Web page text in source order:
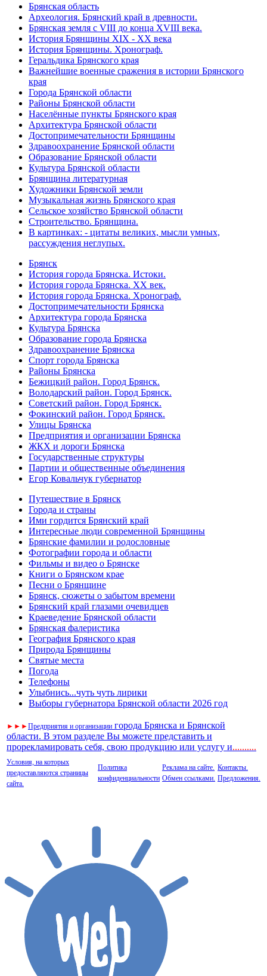
Брянская область
Археология. Брянский край в древности.
Брянская земля с VIII до конца XVIII века.
История Брянщины XIX - XX века
История Брянщины. Хронограф.
Геральдика Брянского края
Важнейшие военные сражения в истории Брянского
края
Города Брянской области
Районы Брянской области
Населённые пункты Брянского края
Архитектура Брянской области
Достопримечательности Брянщины
Здравоохранение Брянской области
Образование Брянской области
Культура Брянской области
Брянщина литературная
Художники Брянской земли
Музыкальная жизнь Брянского края
Сельское хозяйство Брянской области
Строительство. Брянщина.
В картинках: - цитаты великих, мысли умных,
рассуждения неглупых.
Брянск
История города Брянска. Истоки.
История города Брянска. XX век.
История города Брянска. Хронограф.
Достопримечательности Брянска
Архитектура города Брянска
Культура Брянска
Образование города Брянска
Здравоохранение Брянска
Спорт города Брянска
Районы Брянска
Бежицкий район. Город Брянск.
Володарский район. Город Брянск.
Советский район. Город Брянск.
Фокинский район. Город Брянск.
Улицы Брянска
Предприятия и организации Брянска
ЖКХ и дороги Брянска
Государственные структуры
Партии и общественные объединения
Егор Ковальчук губернатор
Путешествие в Брянск
Города и страны
Ими гордится Брянский край
Интересные люди современной Брянщины
Брянские фамилии и родословные
Фотографии города и области
Фильмы и видео о Брянске
Книги о Брянском крае
Песни о Брянщине
Брянск, сюжеты о забытом времени
Брянский край глазами очевидцев
Краеведение Брянской области
Брянская фалеристика
География Брянского края
Природа Брянщины
Святые места
Погода
Телефоны
Улыбнись...чуть чуть лирики
Выборы губернатора Брянской области 2026 год
► ► ►Предприятия и организации города Брянска и Брянской
области. В этом разделе Вы можете представить и
прорекламировать себя, свою продукцию или услугу и..........
Условия, на которых
предоставляются страницы
сайта.
Политика
конфиденциальности
Реклама на сайте.
Обмен ссылками.
Контакты.
Предложения.